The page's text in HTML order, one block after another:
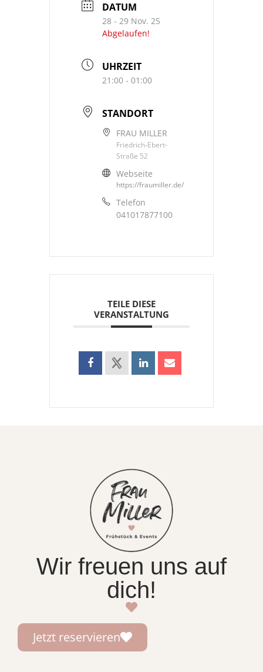
DATUM
28 - 29 Nov. 25
Abgelaufen!
UHRZEIT
21:00 - 01:00
STANDORT
FRAU MILLER
Friedrich-Ebert-
Straße 52
Webseite
https://fraumiller.de/
Telefon
041017877100
TEILE DIESE
VERANSTALTUNG
Wir freuen uns auf
dich!
Jetzt reservieren